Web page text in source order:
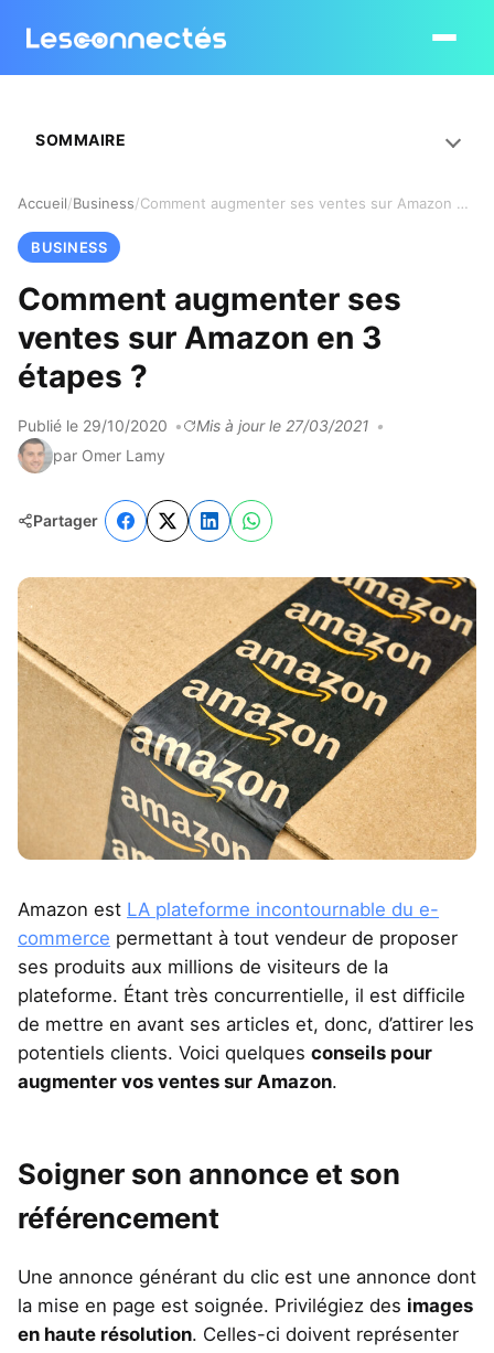
Ouvrir le
Accueil Business Comment augmenter ses ventes sur Amazon en 3 étapes ?
BUSINESS
Comment augmenter ses
ventes sur Amazon en 3
étapes ?
Publié le 29/10/2020
Mis à jour le 27/03/2021
par Omer Lamy
Partager
Amazon est LA plateforme incontournable du e-
commerce permettant à tout vendeur de proposer
ses produits aux millions de visiteurs de la
plateforme. Étant très concurrentielle, il est difficile
de mettre en avant ses articles et, donc, d’attirer les
potentiels clients. Voici quelques conseils pour
augmenter vos ventes sur Amazon.
Soigner son annonce et son
référencement
Une annonce générant du clic est une annonce dont
la mise en page est soignée. Privilégiez des images
en haute résolution. Celles-ci doivent représenter
SOMMAIRE